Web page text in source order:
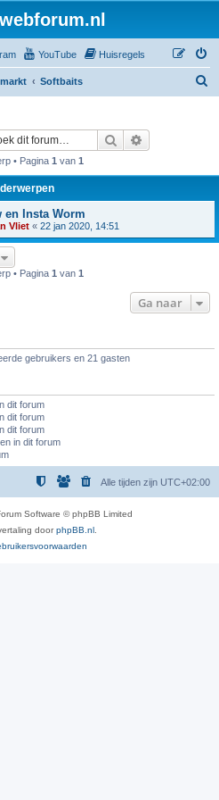
YouTube Huisregels
Softbaits
Zoek
• Pagina 1 van 1
en Insta Worm
Vliet « 22 jan 2020, 14:51
• Pagina 1 van 1
Ga naar
gebruikers en 21 gasten
dit forum
dit forum
dit forum
in dit forum
Alle tijden zijn UTC+02:00
Software © phpBB Limited
doorphpBB.nl